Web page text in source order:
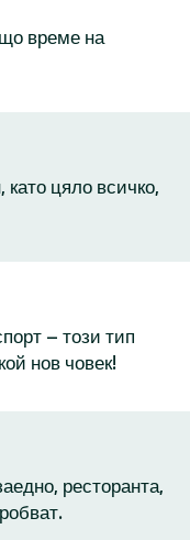
време на
цяло всичко,
– този тип
нов човек!
ресторанта,